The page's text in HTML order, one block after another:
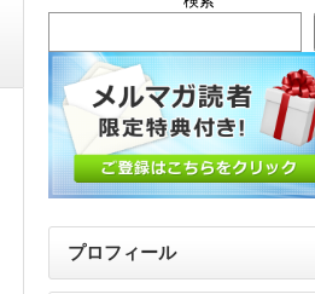
プロフィール